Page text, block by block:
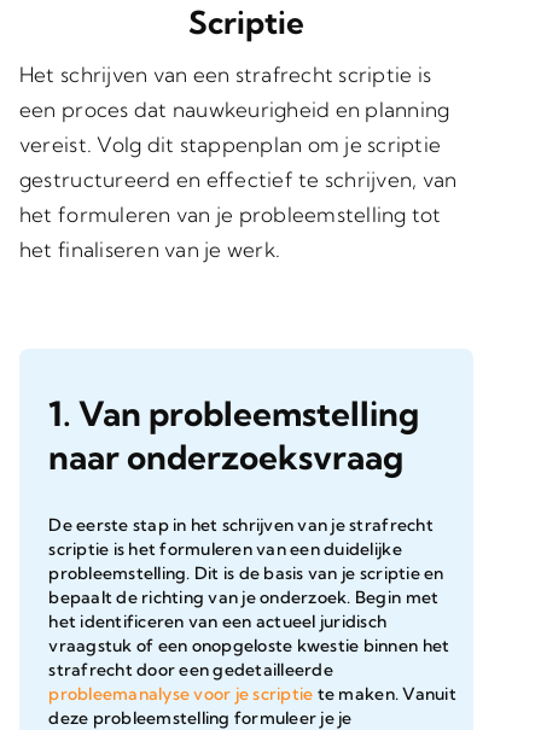
Scriptie
Het schrijven van een strafrecht scriptie is
een proces dat nauwkeurigheid en planning
vereist. Volg dit stappenplan om je scriptie
gestructureerd en effectief te schrijven, van
het formuleren van je probleemstelling tot
het finaliseren van je werk.
1. Van probleemstelling
naar onderzoeksvraag
De eerste stap in het schrijven van je strafrecht
scriptie is het formuleren van een duidelijke
probleemstelling. Dit is de basis van je scriptie en
bepaalt de richting van je onderzoek. Begin met
het identificeren van een actueel juridisch
vraagstuk of een onopgeloste kwestie binnen het
strafrecht door een gedetailleerde
probleemanalyse voor je scriptie te maken. Vanuit
deze probleemstelling formuleer je je